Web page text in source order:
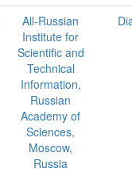
All-Russian
Institute for
Scientific and
Technical
Information,
Russian
Academy of
Sciences,
Moscow,
Russia